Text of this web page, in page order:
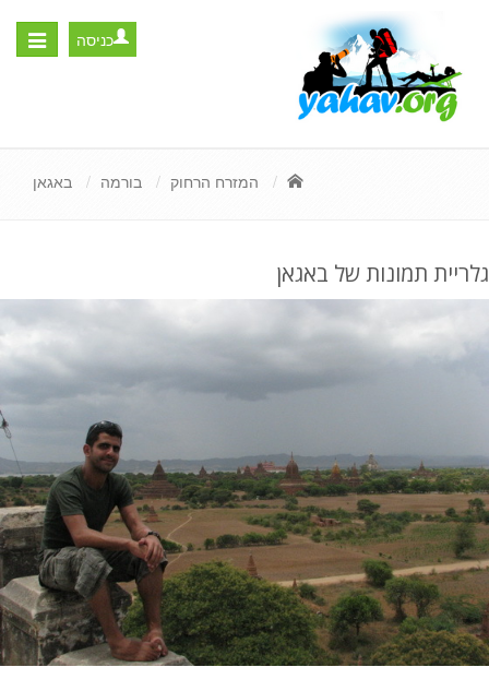
Toggle
כניסה
המזרח הרחוק בורמה באגאן
גלריית תמונות של באגאן